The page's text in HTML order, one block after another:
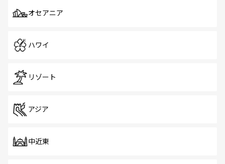
オセアニア
ハワイ
リゾート
アジア
中近東